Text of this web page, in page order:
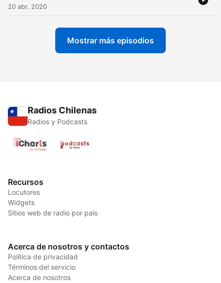
20 abr. 2020
Mostrar más episodios
Radios Chilenas
Radios y Podcasts
Recursos
Locutores
Widgets
Sitios web de radio por país
Acerca de nosotros y contactos
Política de privacidad
Términos del servicio
Acerca de nosotros